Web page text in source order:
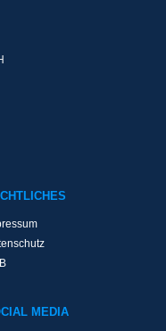
MEDIA